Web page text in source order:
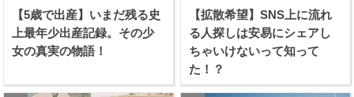
【5歳で出産】いまだ残る史
上最年少出産記録。その少
女の真実の物語！
【拡散希望】SNS上に流れ
る人探しは安易にシェアし
ちゃいけないって知って
た！？